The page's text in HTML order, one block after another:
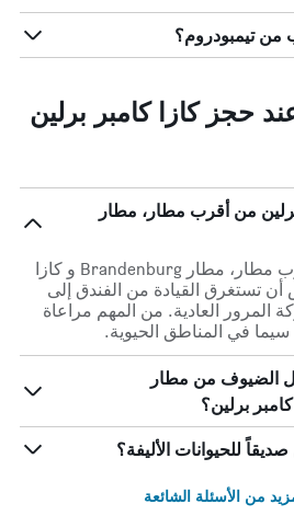
من تيمبودروم؟
حجز كازا كامبر برلين
من أقرب مطار، مطار
هناك 31.2 كم ميلاً بين أقرب مطار، مطار Brandenburg و كازا
تستغرق القيادة من الفندق إلى
خلال حركة المرور العادية. من المهم مراعاة
سيما في المناطق الحيوية.
الضيوف من مطار
للحيوانات الأليفة؟
من الأسئلة الشائعة